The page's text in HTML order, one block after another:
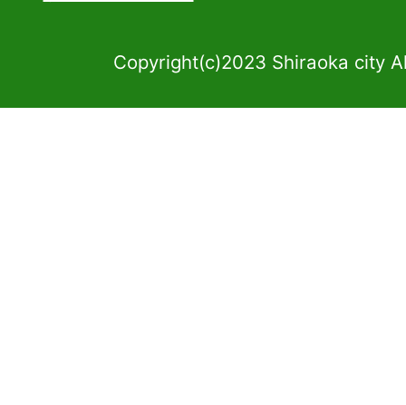
Copyright(c)2023 Shiraoka city